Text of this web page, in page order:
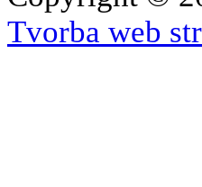
Tvorba web